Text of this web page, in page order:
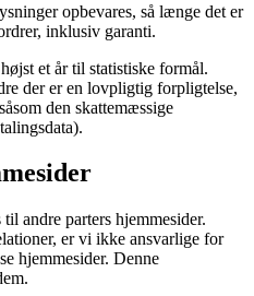
opbevares, så længe det er
inklusiv garanti.
et år til statistiske formål.
der er en lovpligtig forpligtelse,
den skattemæssige
andre parters hjemmesider.
er vi ikke ansvarlige for
hjemmesider. Denne